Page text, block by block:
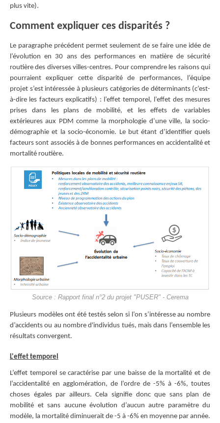
plus vite).
Comment expliquer ces disparités ?
Le paragraphe précédent permet seulement de se faire une idée de
l’évolution en 30 ans des performances en matière de sécurité
routière des diverses villes-centres. Pour comprendre les raisons qui
pourraient expliquer cette disparité de performances, l’équipe
projet s’est intéressée à plusieurs catégories de déterminants (c’est-
à-dire les facteurs explicatifs) : l’effet temporel, l’effet des mesures
prises dans les plans de mobilité, et les effets de variables
extérieures aux PDM comme la morphologie d’une ville, la socio-
démographie et la socio-économie. Le but étant d’identifier quels
facteurs sont associés à de bonnes performances en accidentalité et
mortalité routière.
Source : Rapport final n°2 du projet "PUSER" - Cerema
Plusieurs modèles ont été testés selon si l’on s’intéresse au nombre
d’accidents ou au nombre d'individus tués, mais dans l’ensemble les
résultats convergent.
L'effet temporel
L’effet temporel se caractérise par une baisse de la mortalité et de
l’accidentalité en agglomération, de l’ordre de -5% à -6%, toutes
choses égales par ailleurs. Cela signifie donc que sans plan de
mobilité et sans aucune évolution d’aucun autre paramètre du
modèle, la mortalité diminuerait de -5 à -6% en moyenne par année.